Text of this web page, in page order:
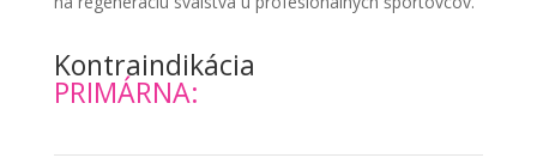
Kontraindikácia
PRIMÁRNA: